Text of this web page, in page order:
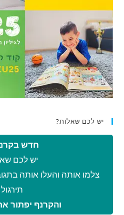
יש לכם שאלות?
חדש
יש לכם
צלמו אותה והעלו אותה
תירגול
והקרנף יפתור